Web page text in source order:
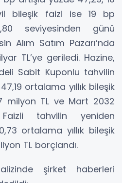
bileşik faizi ise 19 bp
seviyesinden günü
Alım Satım Pazarı’nda
TL’ye geriledi. Hazine,
Sabit Kuponlu tahvilin
ortalama yıllık bileşik
milyon TL ve Mart 2032
tahvilin yeniden
ortalama yıllık bileşik
TL borçlandı.
şirket haberleri